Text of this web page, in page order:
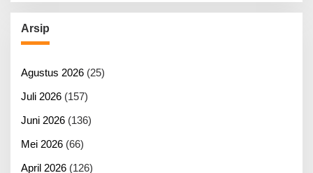
Arsip
Agustus 2026 (25)
Juli 2026 (157)
Juni 2026 (136)
Mei 2026 (66)
April 2026 (126)